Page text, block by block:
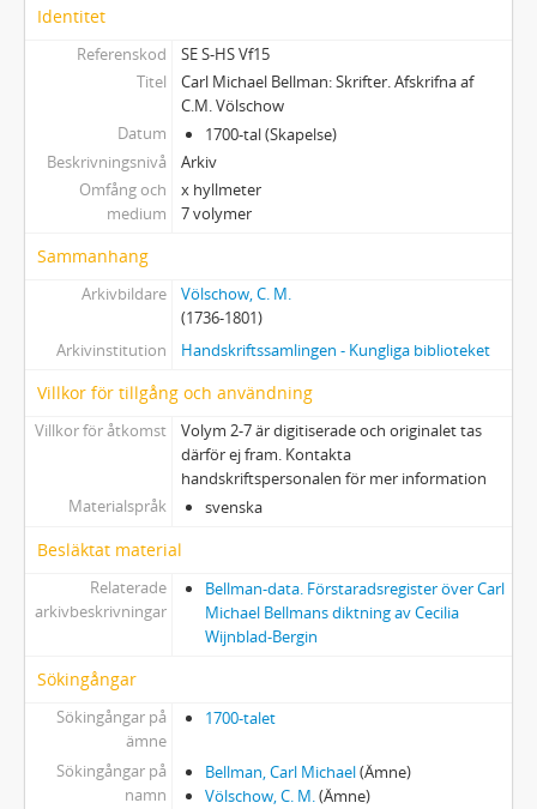
Identitet
Referenskod
SE S-HS Vf15
Titel
Carl Michael Bellman: Skrifter. Afskrifna af
C.M. Völschow
Datum
1700-tal (Skapelse)
Beskrivningsnivå
Arkiv
Omfång och
medium
x hyllmeter
7 volymer
Sammanhang
Arkivbildare
Völschow, C. M.
(1736-1801)
Arkivinstitution
Handskriftssamlingen - Kungliga biblioteket
Villkor för tillgång och användning
Villkor för åtkomst
Volym 2-7 är digitiserade och originalet tas
därför ej fram. Kontakta
handskriftspersonalen för mer information
Materialspråk
svenska
Besläktat material
Relaterade
arkivbeskrivningar
Bellman-data. Förstaradsregister över Carl
Michael Bellmans diktning av Cecilia
Wijnblad-Bergin
Sökingångar
Sökingångar på
ämne
1700-talet
Sökingångar på
namn
Bellman, Carl Michael(Ämne)
Völschow, C. M.(Ämne)